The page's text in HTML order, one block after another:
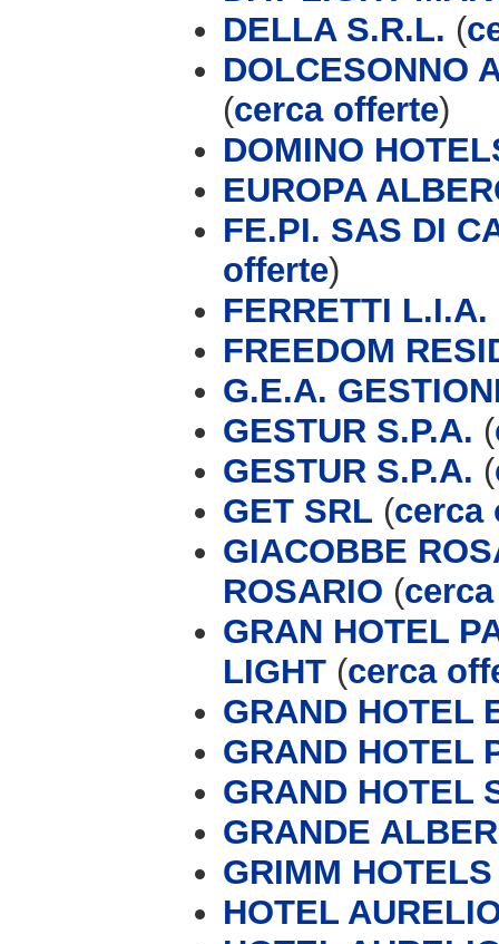
DELLA S.R.L. (
DOLCESONNO
(cerca offerte)
DOMINO
EUROPA
FE.PI. SAS DI
offerte)
FERRETTI L.I.A.
FREEDOM
G.E.A.
GESTUR S.P.A. (
GESTUR S.P.A. (
GET SRL (cerca
GIACOBBE
ROSARIO (
GRAN HOTEL
LIGHT (cerca
GRAND HOTEL
GRAND HOTEL
GRAND HOTEL
GRANDE
GRIMM
HOTEL